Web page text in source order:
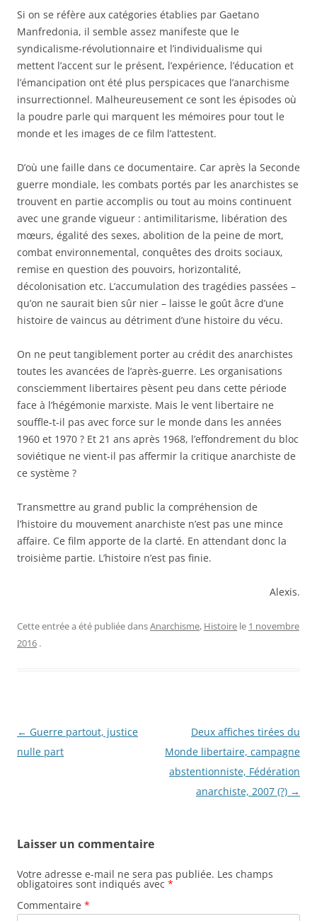
Si on se réfère aux catégories établies par Gaetano
Manfredonia, il semble assez manifeste que le
syndicalisme-révolutionnaire et l’individualisme qui
mettent l’accent sur le présent, l’expérience, l’éducation et
l’émancipation ont été plus perspicaces que l’anarchisme
insurrectionnel. Malheureusement ce sont les épisodes où
la poudre parle qui marquent les mémoires pour tout le
monde et les images de ce film l’attestent.
D’où une faille dans ce documentaire. Car après la Seconde
guerre mondiale, les combats portés par les anarchistes se
trouvent en partie accomplis ou tout au moins continuent
avec une grande vigueur : antimilitarisme, libération des
mœurs, égalité des sexes, abolition de la peine de mort,
combat environnemental, conquêtes des droits sociaux,
remise en question des pouvoirs, horizontalité,
décolonisation etc. L’accumulation des tragédies passées –
qu’on ne saurait bien sûr nier – laisse le goût âcre d’une
histoire de vaincus au détriment d’une histoire du vécu.
On ne peut tangiblement porter au crédit des anarchistes
toutes les avancées de l’après-guerre. Les organisations
consciemment libertaires pèsent peu dans cette période
face à l’hégémonie marxiste. Mais le vent libertaire ne
souffle-t-il pas avec force sur le monde dans les années
1960 et 1970 ? Et 21 ans après 1968, l’effondrement du bloc
soviétique ne vient-il pas affermir la critique anarchiste de
ce système ?
Transmettre au grand public la compréhension de
l’histoire du mouvement anarchiste n’est pas une mince
affaire. Ce film apporte de la clarté. En attendant donc la
troisième partie. L’histoire n’est pas finie.
Alexis.
Cette entrée a été publiée dansAnarchisme, Histoire le 1 novembre
2016 .
Navigation
des
← Guerre partout, justice
nulle part
Deux affiches tirées du
Monde libertaire, campagne
abstentionniste, Fédération
anarchiste, 2007 (?) →
Laisser un commentaire
Votre adresse e-mail ne sera pas publiée. Les champs
obligatoires sont indiqués avec *
Commentaire *